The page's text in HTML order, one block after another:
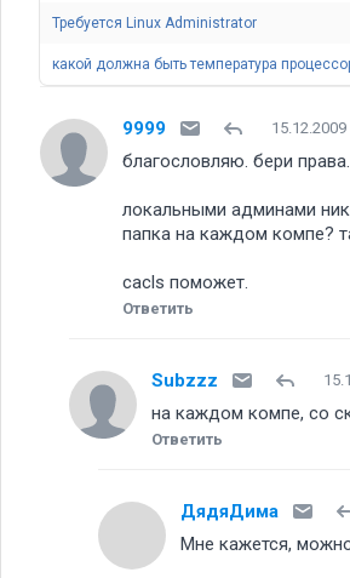
Требуется Linux Administrator
какой должна быть температура
9999 15.12.2009
благословляю. бери права.
локальными админами
папка на каждом компе?
cacls поможет.
Ответить
Subzzz
на каждом компе, со
Ответить
ДядяДима
Мне кажется,